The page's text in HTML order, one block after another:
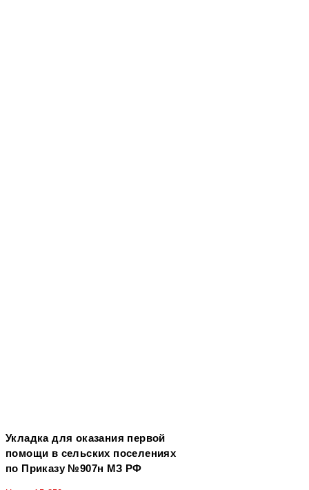
Укладка для оказания первой
помощи в сельских поселениях
по Приказу №907н МЗ РФ